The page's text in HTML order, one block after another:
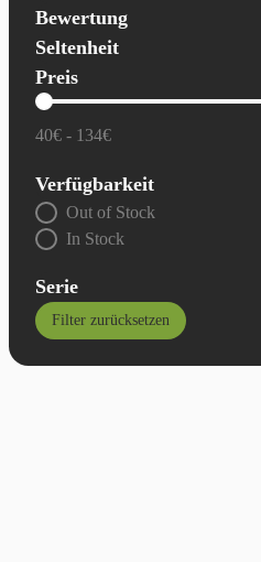
Bewertung
Seltenheit
Preis
Allgemein - Preis
40€ - 134€
Verfügbarkeit
Allgemein - Verfügbarkeit
Out of Stock
In Stock
Serie
Filter zurücksetzen